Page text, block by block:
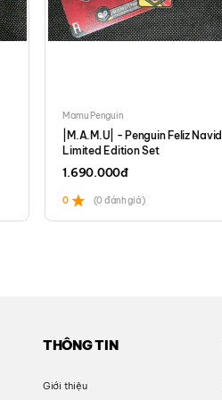
Mamu Penguin
|M.A.M.U| - Penguin Feliz Navidad
Limited Edition Set
đ
(0 đánh giá)
THÔNG TIN
Giới thiệu